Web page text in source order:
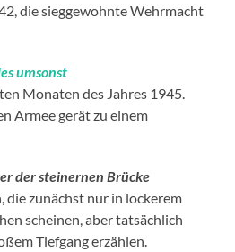
die sieggewohnte Wehrmacht
umsonst
Monaten des Jahres 1945.
Armee gerät zu einem
der steinernen Brücke
die zunächst nur in lockerem
scheinen, aber tatsächlich
Tiefgang erzählen.